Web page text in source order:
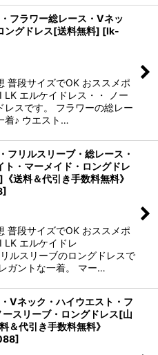
フラワー総レース・Vネッ
ングドレス[送料無料] [lk-
普段サイズでOK おススメポ
LK エルケイドレス・・ ノー
レスです。 フラワーの総レー
着♪ ウエスト…
フリルスリーブ・総レース・
ト・マーメイド・ロングドレ
送料＆代引き手数料無料》
]
普段サイズでOK おススメポ
LK エルケイドレ
ルスリーブのロングドレスで
ガントな一着。 マー…
Vネック・ハイウエスト・フ
スリーブ・ロングドレス[山
＆代引き手数料無料》
]